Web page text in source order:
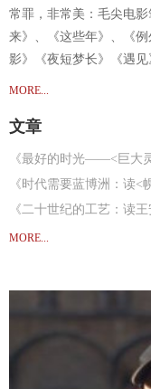
常罪，非常美：毛尖电
来》、《这些年》、《
影》《夜短梦长》《遇见
MORE...
文章
《最好的时光——<巨大
《时代需要蓝博洲：读<
《二十世纪的工艺：读王
《一种是慢，另一种也是
《爱情符号学：梁朝伟
《未来，我们和谁摔跤》
《看是枝裕和不要同情
MORE...